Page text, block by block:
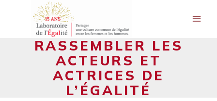
RASSEMBLER LES
ACTEURS ET
ACTRICES DE
L’ÉGALITÉ